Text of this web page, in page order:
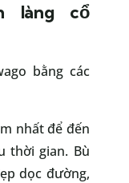
làng cổ
bằng các
nhất để đến
thời gian. Bù
dọc đường,